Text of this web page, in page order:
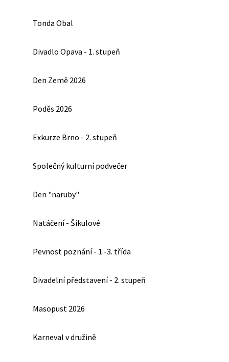
Tonda Obal
Divadlo Opava - 1. stupeň
Den Země 2026
Poděs 2026
Exkurze Brno - 2. stupeň
Společný kulturní podvečer
Den "naruby"
Natáčení - Šikulové
Pevnost poznání - 1.-3. třída
Divadelní představení - 2. stupeň
Masopust 2026
Karneval v družině